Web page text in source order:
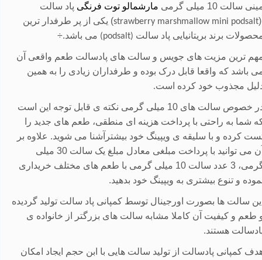
سالت 10 میلی گرمی مارشمالو توت فرنگی پاد سالت
strawberry marshmallow mini podsalt) یکی از پر طرفدار ترین
برند بریتانیایی پاد سالت (podsalt) می باشد.÷
ترین مزیت های جویس و سالت های پادسالت طعم واقعی آن
باشد که واقعا قابل درک بوده و طرفداران زیادی را به همین
مجذوب خود کرده است.
در خصوص سالت های 10 میلی گرمی نکته ی قابل توجه این است
شما به راحتی با پرداخت هزینه ای منطقی، طعم های جدید را
کرده و با سلیقه ی ویپینگ خود بیشترآشنا می شوید. علاوه بر
آن می توانید با پرداخت مبلغی معادل مبلغ یک سالت 30 میلی
گرمی، 3 عدد سالت 10 میلی گرمی با طعم های مختلف خریداری
و تنوع بیشتری به ویپینگ خود بدهید.
سالت ها بصورت اورجینال توسط کمپانی پاد سالت تولید گردیده
طعم و کیفیت آن کاملا مشابه سالت های بزرگتر از خانواده ی
هستند.
کمپانی پادسالت از تولید سالت هایی با ابن حجم ایجاد امکان